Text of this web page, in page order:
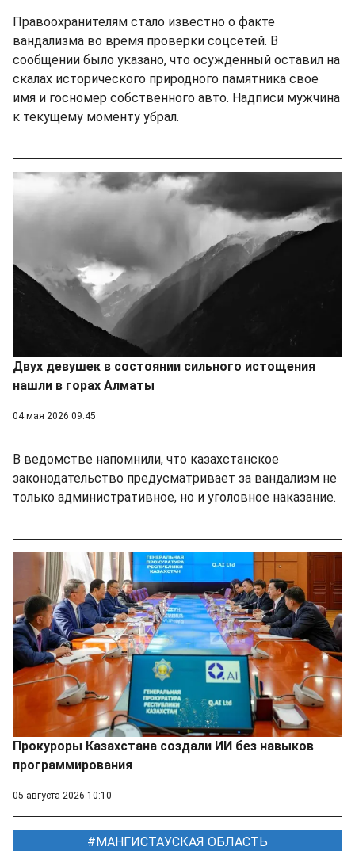
Правоохранителям стало известно о факте
вандализма во время проверки соцсетей. В
сообщении было указано, что осужденный оставил на
скалах исторического природного памятника свое
имя и госномер собственного авто. Надписи мужчина
к текущему моменту убрал.
Двух девушек в состоянии сильного истощения
нашли в горах Алматы
04 мая 2026 09:45
В ведомстве напомнили, что казахстанское
законодательство предусматривает за вандализм не
только административное, но и уголовное наказание.
Прокуроры Казахстана создали ИИ без навыков
программирования
05 августа 2026 10:10
МАНГИСТАУСКАЯ ОБЛАСТЬ